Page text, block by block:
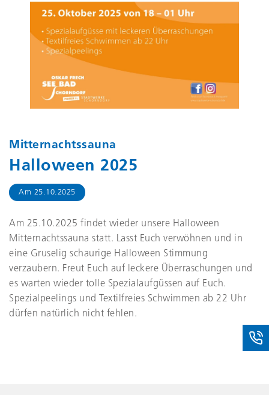
Mitternachtssauna
Halloween 2025
Am 25.10.2025
Am 25.10.2025 findet wieder unsere Halloween
Mitternachtssauna statt. Lasst Euch verwöhnen und in
eine Gruselig schaurige Halloween Stimmung
verzaubern. Freut Euch auf leckere Überraschungen und
es warten wieder tolle Spezialaufgüssen auf Euch.
Spezialpeelings und Textilfreies Schwimmen ab 22 Uhr
dürfen natürlich nicht fehlen.